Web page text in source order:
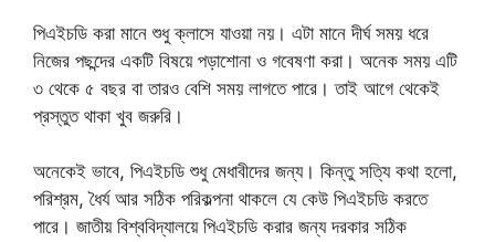
পিএইচডি করা মানে শুধু ক্লাসে যাওয়া নয়। এটা মানে দীর্ঘ সময় ধরে
নিজের পছন্দের একটি বিষয়ে পড়াশোনা ও গবেষণা করা। অনেক সময় এটি
৩ থেকে ৫ বছর বা তারও বেশি সময় লাগতে পারে। তাই আগে থেকেই
প্রস্তুত থাকা খুব জরুরি।
অনেকেই ভাবে, পিএইচডি শুধু মেধাবীদের জন্য। কিন্তু সত্যি কথা হলো,
পরিশ্রম, ধৈর্য আর সঠিক পরিকল্পনা থাকলে যে কেউ পিএইচডি করতে
পারে। জাতীয় বিশ্ববিদ্যালয়ে পিএইচডি করার জন্য দরকার সঠিক